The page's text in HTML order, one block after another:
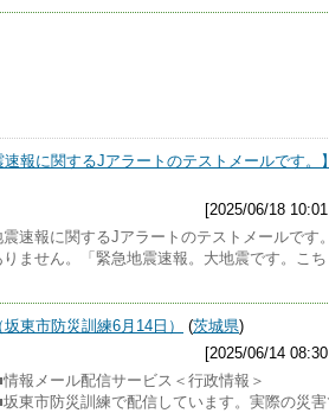
速報に関するJアラートのテストメールです。
[2025/06/18
速報に関するJアラートのテストメールです
ません。「緊急地震速報。大地震です。こ
東市防災訓練6月14日） (茨城県)
[2025/06/14
報メール配信サービス＜行政情報＞
東市防災訓練で配信しています。実際の災害